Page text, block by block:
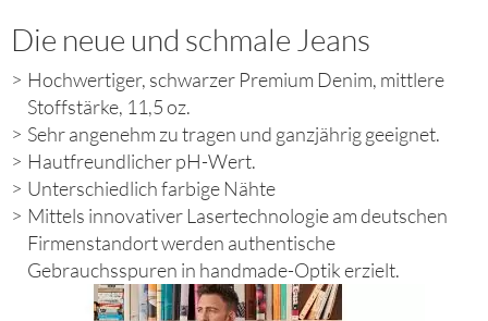
Die neue und schmale Jeans
Hochwertiger, schwarzer Premium Denim, mittlere
Stoffstärke, 11,5 oz.
Sehr angenehm zu tragen und ganzjährig geeignet.
Hautfreundlicher pH-Wert.
Unterschiedlich farbige Nähte
Mittels innovativer Lasertechnologie am deutschen
Firmenstandort werden authentische
Gebrauchsspuren in handmade-Optik erzielt.